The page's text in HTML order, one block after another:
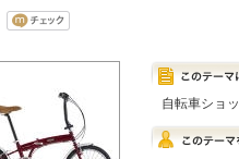
自転車ショ